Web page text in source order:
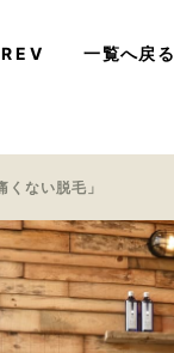
一覧へ戻る
くない脱毛」